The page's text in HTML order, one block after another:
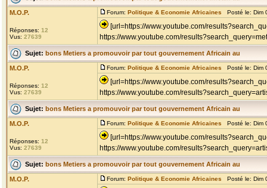
M.O.P.
Réponses: 12
Vus: 27639
Forum: Politique & Economie Africaines Posté le: Dim
[url=https://www.youtube.com/
https://www.youtube.com/
Sujet: bons Metiers a promouvoir par tout gouvernement Africain au
M.O.P.
Réponses: 12
Vus: 27639
Forum: Politique & Economie Africaines Posté le: Dim
[url=https://www.youtube.com/
https://www.youtube.com/
Sujet: bons Metiers a promouvoir par tout gouvernement Africain au
M.O.P.
Réponses: 12
Vus: 27639
Forum: Politique & Economie Africaines Posté le: Dim
[url=https://www.youtube.com/
https://www.youtube.com/
Sujet: bons Metiers a promouvoir par tout gouvernement Africain au
M.O.P. Forum: Politique & Economie Africaines Posté le: Dim